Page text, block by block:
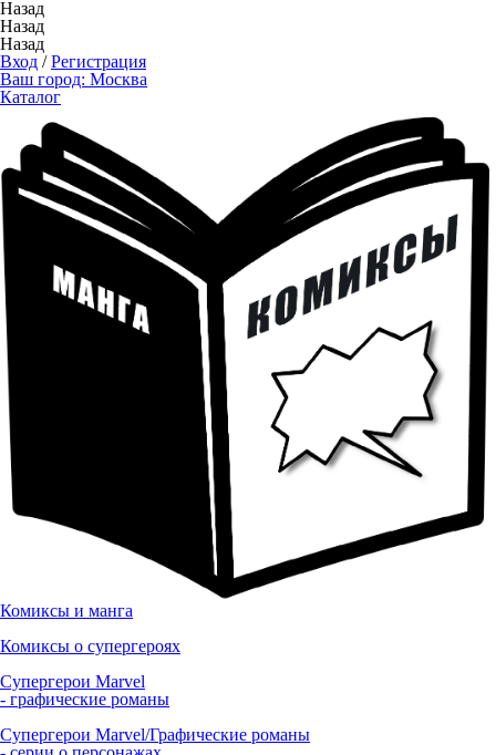
Назад
Назад
Назад
Вход /Регистрация
Ваш город: Москва
Каталог
Комиксы и манга
Комиксы о супергероях
Супергерои Marvel
- графические романы
Супергерои Marvel/Графические романы